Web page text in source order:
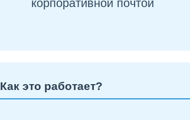
корпоративной почтой
Как это работает?